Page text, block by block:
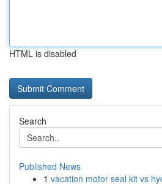
HTML is disabled
Search
Published News
1 vacation motor seal kit vs